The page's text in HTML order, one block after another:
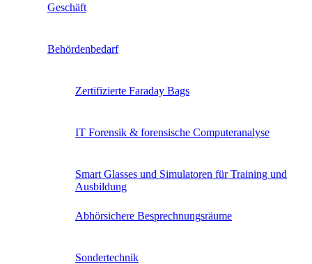
Geschäft
Behördenbedarf
Zertifizierte Faraday Bags
IT Forensik & forensische Computeranalyse
Smart Glasses und Simulatoren für Training und
Ausbildung
Abhörsichere Besprechnungsräume
Sondertechnik